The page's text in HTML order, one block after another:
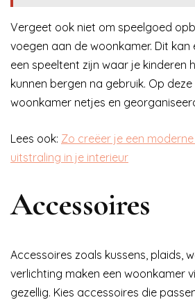
Vergeet ook niet om speelgoed
voegen aan de woonkamer. Dit
een speeltent zijn waar je kinderen
kunnen bergen na gebruik. Op
woonkamer netjes en
Lees ook: Zo creëer je een
uitstraling in je interieur
Accessoires
Accessoires zoals kussens, plaids,
verlichting maken een woonkamer
gezellig. Kies accessoires die